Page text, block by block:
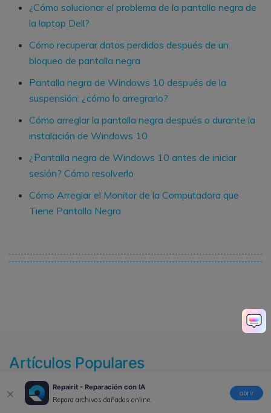
Repairit - Reparación con IA
Repara archivos dañados online.
abrir
¿Cómo solucionar el problema de la pantalla negra de
la laptop Dell?
Cómo recuperar datos perdidos después de un
bloqueo de pantalla negra
Pantalla negra de Windows 10 después de la
suspensión: ¿cómo lo arregrarlo?
Cómo arreglar la pantalla negra después o durante la
instalación de Windows 10
¿Pantalla negra de Windows 10 antes de iniciar
sesión? Cómo resolverlo
Cómo Arreglar el Monitor de la Computadora que
Tiene Pantalla Negra
Artículos Populares